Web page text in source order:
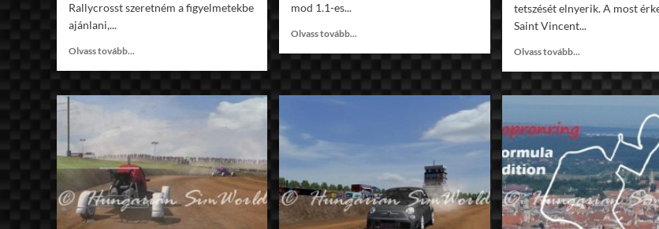
Rallycrosst szeretném a figyelmetekbe
ajánlani,...
Olvass tovább...
rF
Rallycross
mod 1.1-es...
Olvass tovább...
about
tetszését elnyerik. A most
Saint Vincent...
Olvass tovább...
about
rF
Vincent
Des
Landes
Autocross
v1.0